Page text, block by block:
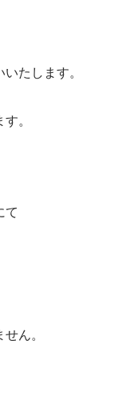
たします。
。
て
ん。